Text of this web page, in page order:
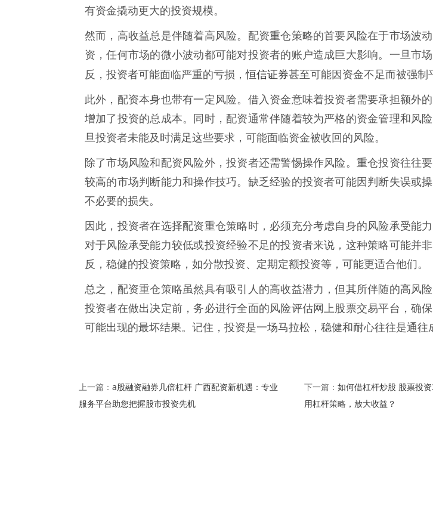
有资金撬动更大的投资规模。
然而，高收益总是伴随着高风险。配资重仓策略的首要风险在于市场波
资，任何市场的微小波动都可能对投资者的账户造成巨大影响。一旦市
反，投资者可能面临严重的亏损，恒信证券甚至可能因资金不足而被强制
此外，配资本身也带有一定风险。借入资金意味着投资者需要承担额外
增加了投资的总成本。同时，配资通常伴随着较为严格的资金管理和风
旦投资者未能及时满足这些要求，可能面临资金被收回的风险。
除了市场风险和配资风险外，投资者还需警惕操作风险。重仓投资往往
较高的市场判断能力和操作技巧。缺乏经验的投资者可能因判断失误或
不必要的损失。
因此，投资者在选择配资重仓策略时，必须充分考虑自身的风险承受能力
对于风险承受能力较低或投资经验不足的投资者来说，这种策略可能并
反，稳健的投资策略，如分散投资、定期定额投资等，可能更适合他们。
总之，配资重仓策略虽然具有吸引人的高收益潜力，但其所伴随的高风险
投资者在做出决定前，务必进行全面的风险评估网上股票交易平台，确
可能出现的最坏结果。记住，投资是一场马拉松，稳健和耐心往往是通往
上一篇： a股融资融券几倍杠杆 广西配资新机遇：专业
服务平台助您把握股市投资先机
下一篇： 如何借杠杆炒股 股票投
用杠杆策略，放大收益？